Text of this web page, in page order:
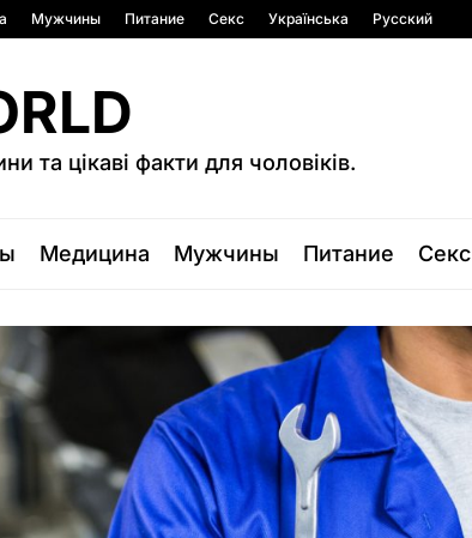
Мужчины Питание Секс Українська Русский
та цікаві факти для чоловіків.
Медицина Мужчины Питание Секс